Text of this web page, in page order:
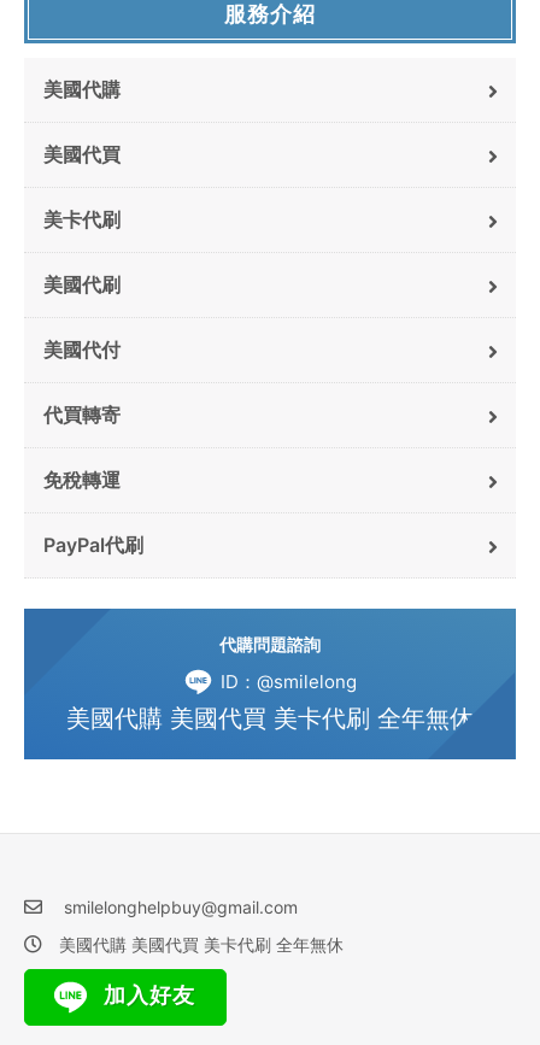
服務介紹
美國代購
美國代買
美卡代刷
美國代刷
美國代付
代買轉寄
免稅轉運
PayPal代刷
代購問題諮詢
ID：@smilelong
美國代購 美國代買 美卡代刷 全年無休
smilelonghelpbuy@gmail.com
美國代購 美國代買 美卡代刷 全年無休
加入好友